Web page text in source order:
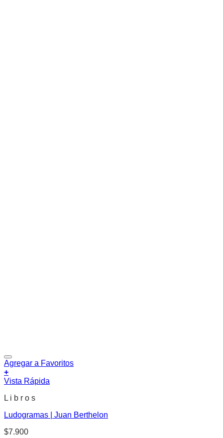
Agregar a Favoritos
+
Vista Rápida
L i b r o s
Ludogramas | Juan Berthelon
$7.900